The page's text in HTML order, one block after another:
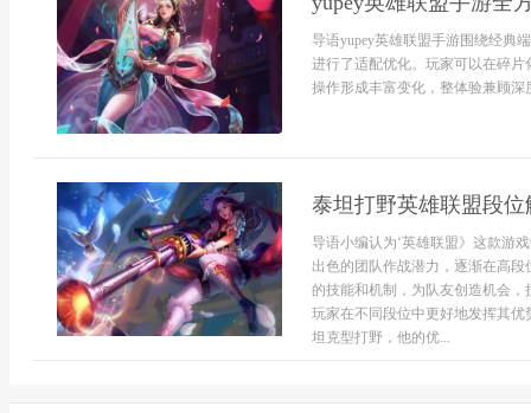
导语yupey英雄联盟手游围绕经典
进行了适配优化。玩家可以在碎
操作形成丰富变化，整体验兼顾
泰坦打野英雄联盟段
导语小编认为‘英雄联盟》这款游
出色的团队作战潜力，逐渐在高
的技能和机制，为队友创造机会
玩家在不同段位中更好地发挥其
坦克型打野，他的优...